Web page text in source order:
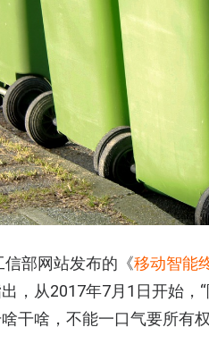
信部网站发布的《移动智能
出，从2017年7月1日开始
干啥，不能一口气要所有